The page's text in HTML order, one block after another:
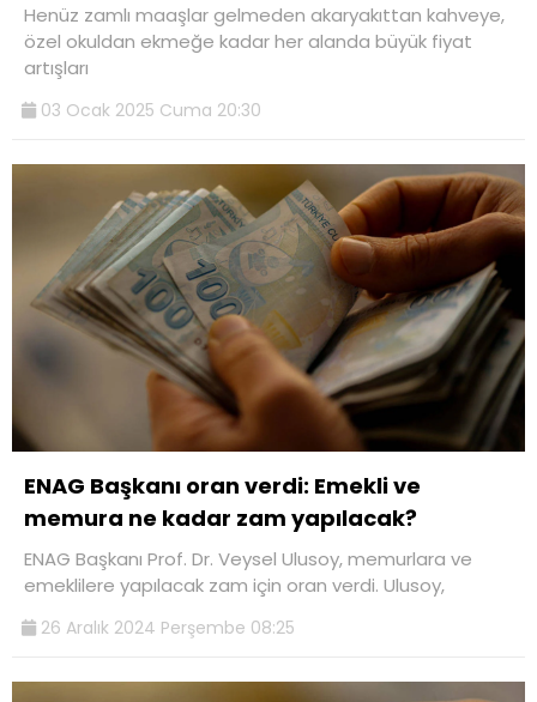
Henüz zamlı maaşlar gelmeden akaryakıttan kahveye,
özel okuldan ekmeğe kadar her alanda büyük fiyat
artışları
03 Ocak 2025 Cuma 20:30
ENAG Başkanı oran verdi: Emekli ve
memura ne kadar zam yapılacak?
ENAG Başkanı Prof. Dr. Veysel Ulusoy, memurlara ve
emeklilere yapılacak zam için oran verdi. Ulusoy,
26 Aralık 2024 Perşembe 08:25